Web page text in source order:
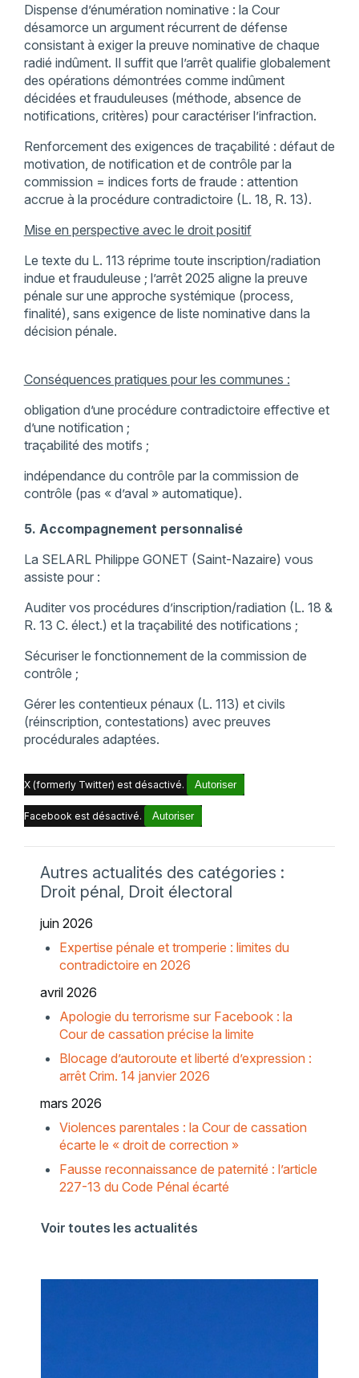
Dispense d’énumération nominative : la Cour
désamorce un argument récurrent de défense
consistant à exiger la preuve nominative de chaque
radié indûment. Il suffit que l’arrêt qualifie globalement
des opérations démontrées comme indûment
décidées et frauduleuses (méthode, absence de
notifications, critères) pour caractériser l’infraction.
Renforcement des exigences de traçabilité : défaut de
motivation, de notification et de contrôle par la
commission = indices forts de fraude : attention
accrue à la procédure contradictoire (L. 18, R. 13).
Mise en perspective avec le droit positif
Le texte du L. 113 réprime toute inscription/radiation
indue et frauduleuse ; l’arrêt 2025 aligne la preuve
pénale sur une approche systémique (process,
finalité), sans exigence de liste nominative dans la
décision pénale.
Conséquences pratiques pour les communes :
obligation d’une procédure contradictoire effective et
d’une notification ;
traçabilité des motifs ;
indépendance du contrôle par la commission de
contrôle (pas « d’aval » automatique).
5. Accompagnement personnalisé
La SELARL Philippe GONET (Saint-Nazaire) vous
assiste pour :
Auditer vos procédures d’inscription/radiation (L. 18 &
R. 13 C. élect.) et la traçabilité des notifications ;
Sécuriser le fonctionnement de la commission de
contrôle ;
Gérer les contentieux pénaux (L. 113) et civils
(réinscription, contestations) avec preuves
procédurales adaptées.
X (formerly Twitter) est désactivé. Autoriser
Facebook est désactivé. Autoriser
Autres actualités des catégories :
Droit pénal, Droit électoral
juin 2026
Expertise pénale et tromperie : limites du
contradictoire en 2026
avril 2026
Apologie du terrorisme sur Facebook : la
Cour de cassation précise la limite
Blocage d’autoroute et liberté d’expression :
arrêt Crim. 14 janvier 2026
mars 2026
Violences parentales : la Cour de cassation
écarte le « droit de correction »
Fausse reconnaissance de paternité : l’article
227-13 du Code Pénal écarté
Voir toutes les actualités